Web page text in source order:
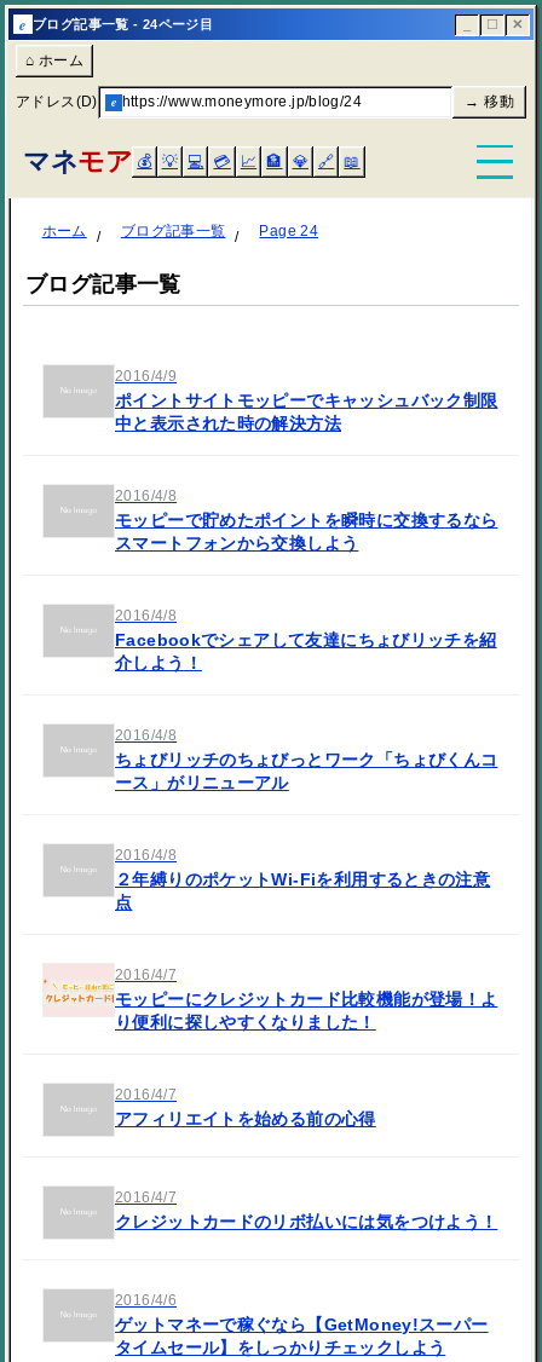
e ブログ記事一覧 - 24ページ目 ☐ ✕
⌂ ホーム
アドレス(D) e https://www.moneymore.jp/blog/24 → 移動
マネモア 💰 💡 💻 💳 📈 🏦 💎 🔗 📖
ホーム ブログ記事一覧 Page 24
ブログ記事一覧
2016/4/9
ポイントサイトモッピーでキャッシュバック制限
中と表示された時の解決方法
2016/4/8
モッピーで貯めたポイントを瞬時に交換するなら
スマートフォンから交換しよう
2016/4/8
Facebookでシェアして友達にちょびリッチを紹
介しよう！
2016/4/8
ちょびリッチのちょびっとワーク「ちょびくんコ
ース」がリニューアル
2016/4/8
２年縛りのポケットWi-Fiを利用するときの注意
点
2016/4/7
モッピーにクレジットカード比較機能が登場！よ
り便利に探しやすくなりました！
2016/4/7
アフィリエイトを始める前の心得
2016/4/7
クレジットカードのリボ払いには気をつけよう！
2016/4/6
ゲットマネーで稼ぐなら【GetMoney!スーパー
タイムセール】をしっかりチェックしよう